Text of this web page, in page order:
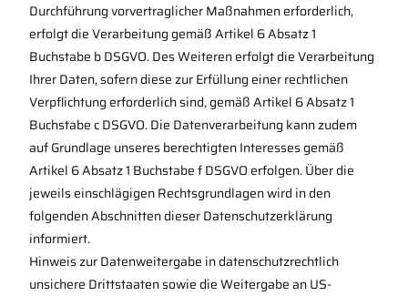
Durchführung vorvertraglicher Maßnahmen erforderlich,
erfolgt die Verarbeitung gemäß Artikel 6 Absatz 1
Buchstabe b DSGVO. Des Weiteren erfolgt die Verarbeitung
Ihrer Daten, sofern diese zur Erfüllung einer rechtlichen
Verpflichtung erforderlich sind, gemäß Artikel 6 Absatz 1
Buchstabe c DSGVO. Die Datenverarbeitung kann zudem
auf Grundlage unseres berechtigten Interesses gemäß
Artikel 6 Absatz 1 Buchstabe f DSGVO erfolgen. Über die
jeweils einschlägigen Rechtsgrundlagen wird in den
folgenden Abschnitten dieser Datenschutzerklärung
informiert.
Hinweis zur Datenweitergabe in datenschutzrechtlich
unsichere Drittstaaten sowie die Weitergabe an US-